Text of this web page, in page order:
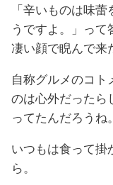
「辛いものは味
うですよ。」って
凄い顔で睨んで来
自称グルメのコト
のは心外だったら
ってたんだろうね。
いつもは食って掛
ら。